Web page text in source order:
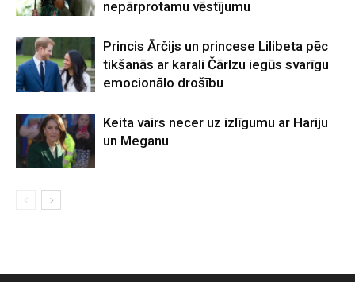
nepārprotamu vēstījumu
Princis Ārčijs un princese Lilibeta pēc
tikšanās ar karali Čārlzu iegūs svarīgu
emocionālo drošību
Keita vairs necer uz izlīgumu ar Hariju
un Meganu